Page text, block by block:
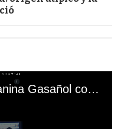
El mal momento de Yanina Gasañol con un hincha argentino en "Subrayado"